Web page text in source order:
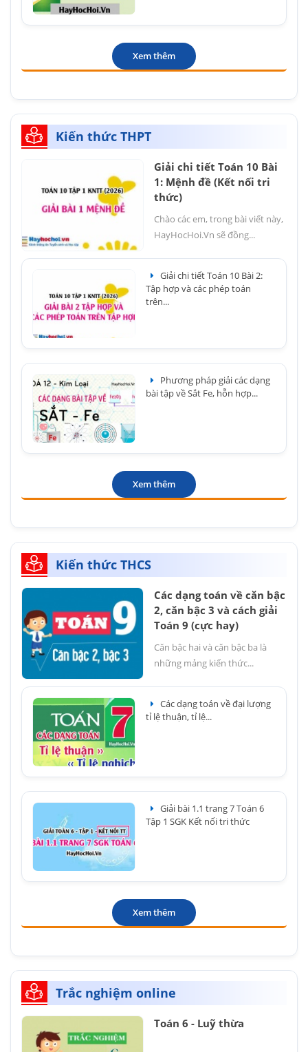
Xem thêm
Kiến thức THPT
Giải chi tiết Toán 10 Bài
1: Mệnh đề (Kết nối tri
thức)
Chào các em, trong bài viết này,
HayHocHoi.Vn sẽ đồng...
Giải chi tiết Toán 10 Bài 2:
Tập hợp và các phép toán
trên...
Phương pháp giải các dạng
bài tập về Sắt Fe, hỗn hợp...
Xem thêm
Kiến thức THCS
Các dạng toán về căn bậc
2, căn bậc 3 và cách giải
Toán 9 (cực hay)
Căn bậc hai và căn bậc ba là
những mảng kiến thức...
Các dạng toán về đại lượng
tỉ lệ thuận, tỉ lệ...
Giải bài 1.1 trang 7 Toán 6
Tập 1 SGK Kết nối tri thức
Xem thêm
Trắc nghiệm online
Toán 6 - Luỹ thừa